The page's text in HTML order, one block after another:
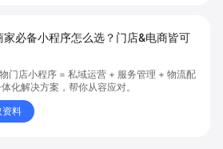
家必备小程序怎么选？门店&电商皆可
门店小程序 = 私域运营 + 服务管理 + 物流配
化解决方案，帮你从容应对。
资料